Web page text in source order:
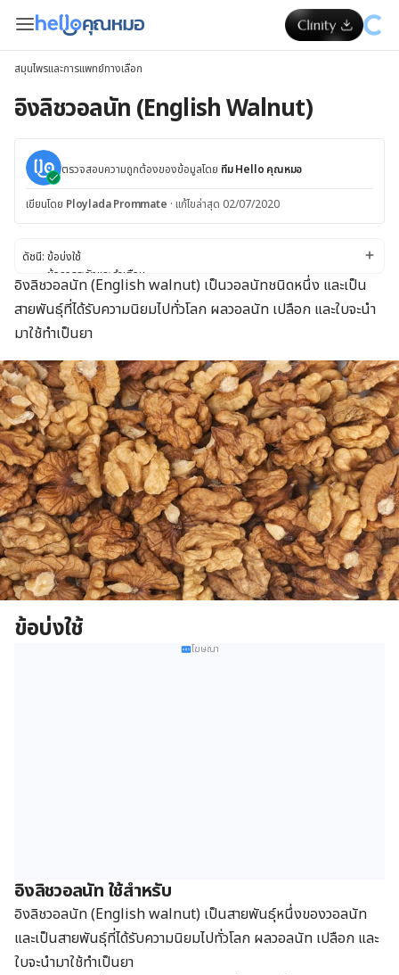
สมุนไพรและการแพทย์ทางเลือก
อิงลิชวอลนัท (English Walnut)
ตรวจสอบความถูกต้องของข้อมูลโดย ทีม Hello คุณหมอ
เขียนโดย Ploylada Prommate · แก้ไขล่าสุด 02/07/2020
ดัชนี: ข้อบ่งใช้
ข้อควรระวังและคำเตือน
ผลข้างเคียง
ปฏิกิริยาต่อยา
ขนาดยา
อิงลิชวอลนัท (English walnut) เป็นวอลนัทชนิดหนึ่ง และเป็น
สายพันธุ์ที่ได้รับความนิยมไปทั่วโลก ผลวอลนัท เปลือก และใบจะนำ
มาใช้ทำเป็นยา
ข้อบ่งใช้
โฆษณา
อิงลิชวอลนัท ใช้สำหรับ
อิงลิชวอลนัท (English walnut) เป็นสายพันธุ์หนึ่งของวอลนัท
และเป็นสายพันธุ์ที่ได้รับความนิยมไปทั่วโลก ผลวอลนัท เปลือก และ
ใบจะนำมาใช้ทำเป็นยา